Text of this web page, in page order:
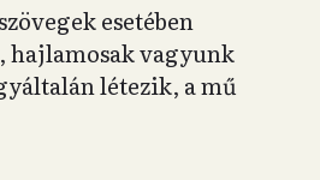
esetében
hajlamosak vagyunk
létezik, a mű